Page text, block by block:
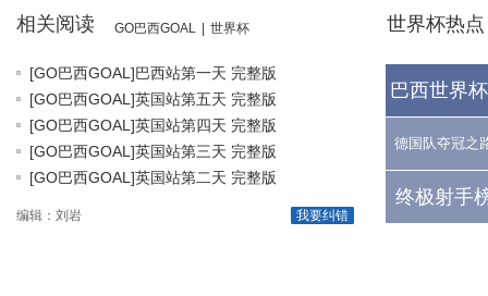
相关阅读 GO巴西GOAL 世界杯
[GO巴西GOAL]巴西站第一天 完整版
[GO巴西GOAL]英国站第五天 完整版
[GO巴西GOAL]英国站第四天 完整版
[GO巴西GOAL]英国站第三天 完整版
[GO巴西GOAL]英国站第二天 完整版
我要纠错
编辑：刘岩
世界杯热点
巴西世界
德国队夺冠之
终极射手